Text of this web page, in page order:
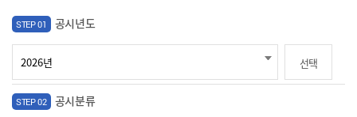
STEP 01 공시년도
선택
STEP 02 공시분류